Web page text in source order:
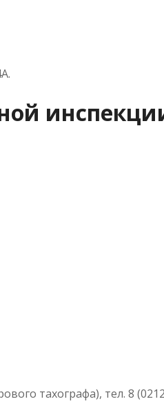
тахографа), тел. 8